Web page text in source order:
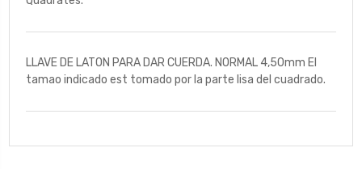
LLAVE DE LATON PARA DAR CUERDA. NORMAL 4,50mm El
tamao indicado est tomado por la parte lisa del cuadrado.